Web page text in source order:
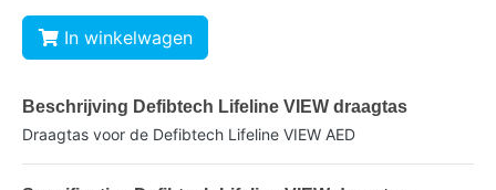
In winkelwagen
Beschrijving Defibtech Lifeline VIEW draagtas
Draagtas voor de Defibtech Lifeline VIEW AED